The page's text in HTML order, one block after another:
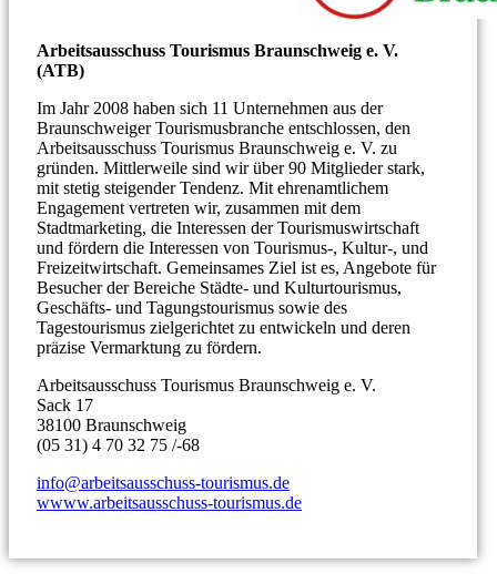
Arbeitsausschuss Tourismus Braunschweig e. V.
(ATB)
Im Jahr 2008 haben sich 11 Unternehmen aus der
Braunschweiger Tourismusbranche entschlossen, den
Arbeitsausschuss Tourismus Braunschweig e. V. zu
gründen. Mittlerweile sind wir über 90 Mitglieder stark,
mit stetig steigender Tendenz. Mit ehrenamtlichem
Engagement vertreten wir, zusammen mit dem
Stadtmarketing, die Interessen der Tourismuswirtschaft
und fördern die Interessen von Tourismus-, Kultur-, und
Freizeitwirtschaft. Gemeinsames Ziel ist es, Angebote für
Besucher der Bereiche Städte- und Kulturtourismus,
Geschäfts- und Tagungstourismus sowie des
Tagestourismus zielgerichtet zu entwickeln und deren
präzise Vermarktung zu fördern.
Arbeitsausschuss Tourismus Braunschweig e. V.
Sack 17
38100 Braunschweig
(05 31) 4 70 32 75 /-68
info@arbeitsausschuss-tourismus.de
wwww.arbeitsausschuss-tourismus.de